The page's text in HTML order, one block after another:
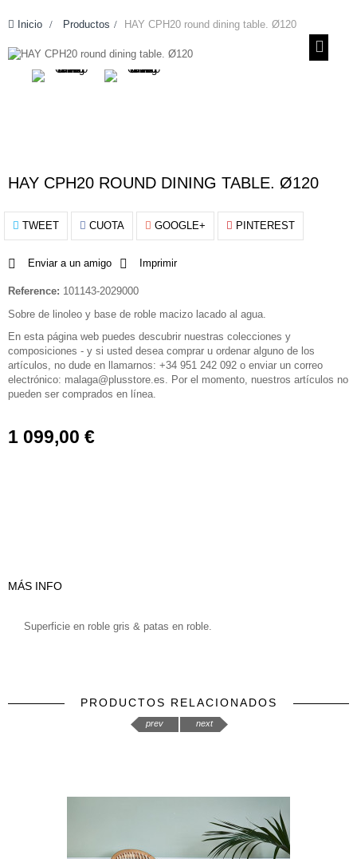
Inicio > Productos > HAY CPH20 round dining table. Ø120
HAY CPH20 ROUND DINING TABLE. Ø120
TWEET CUOTA GOOGLE+ PINTEREST
Enviar a un amigo Imprimir
Reference: 101143-2029000
Sobre de linoleo y base de roble macizo lacado al agua.
En esta página web puedes descubrir nuestras colecciones y
composiciones - y si usted desea comprar u ordenar alguno de los
artículos, no dude en llamarnos: +34 951 242 092 o enviar un correo
electrónico: malaga@plusstore.es. Por el momento, nuestros artículos no
pueden ser comprados en línea.
1 099,00 €
MÁS INFO
Superficie en roble gris & patas en roble.
PRODUCTOS RELACIONADOS
prev next